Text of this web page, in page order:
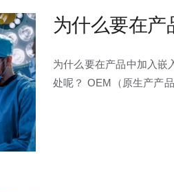
为什么要在产
为什么要在产品中加入嵌
处呢？ OEM（原生产产